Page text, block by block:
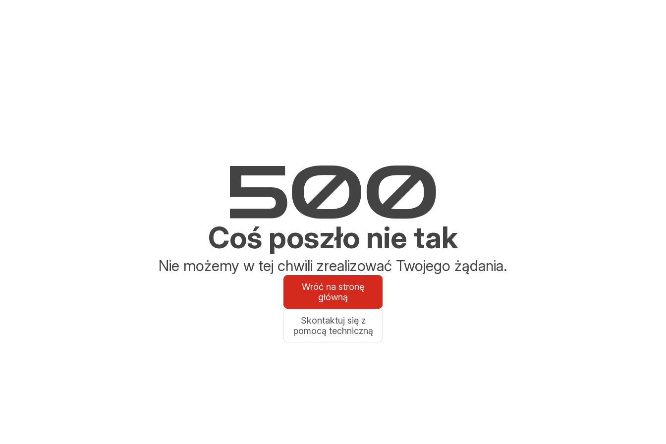
Coś poszło nie tak
Nie możemy w tej chwili zrealizować Twojego żądania.
Wróć na stronę
główną
Skontaktuj się z
pomocą techniczną